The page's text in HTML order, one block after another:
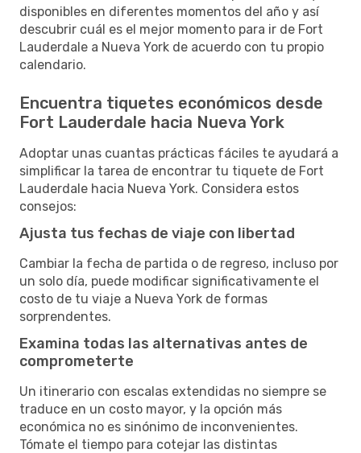
disponibles en diferentes momentos del año y así
descubrir cuál es el mejor momento para ir de Fort
Lauderdale a Nueva York de acuerdo con tu propio
calendario.
Encuentra tiquetes económicos desde
Fort Lauderdale hacia Nueva York
Adoptar unas cuantas prácticas fáciles te ayudará a
simplificar la tarea de encontrar tu tiquete de Fort
Lauderdale hacia Nueva York. Considera estos
consejos:
Ajusta tus fechas de viaje con libertad
Cambiar la fecha de partida o de regreso, incluso por
un solo día, puede modificar significativamente el
costo de tu viaje a Nueva York de formas
sorprendentes.
Examina todas las alternativas antes de
comprometerte
Un itinerario con escalas extendidas no siempre se
traduce en un costo mayor, y la opción más
económica no es sinónimo de inconvenientes.
Tómate el tiempo para cotejar las distintas